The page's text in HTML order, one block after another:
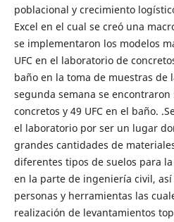
poblacional y crecimiento
Excel en el cual se creó una
se implementaron los modelos
UFC en el laboratorio de
baño en la toma de muestras de
segunda semana se encontraron
concretos y 49 UFC en el baño.
el laboratorio por ser un lugar
grandes cantidades de
diferentes tipos de suelos para
en la parte de ingeniería civil,
personas y herramientas las
realización de levantamientos